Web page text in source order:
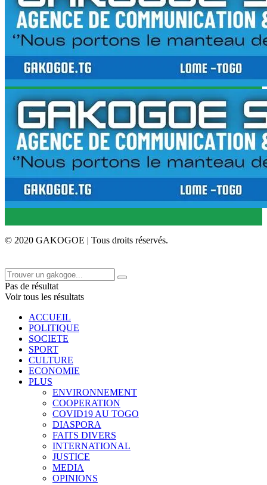
© 2020 GAKOGOE | Tous droits réservés.
Pas de résultat
Voir tous les résultats
ACCUEIL
POLITIQUE
SOCIETE
SPORT
CULTURE
ECONOMIE
PLUS
ENVIRONNEMENT
COOPERATION
COVID19 AU TOGO
DIASPORA
FAITS DIVERS
INTERNATIONAL
JUSTICE
MEDIA
OPINIONS